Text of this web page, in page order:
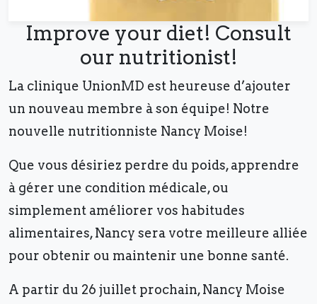
Improve your diet! Consult
our nutritionist!
La clinique UnionMD est heureuse d’ajouter
un nouveau membre à son équipe! Notre
nouvelle nutritionniste Nancy Moise!
Que vous désiriez perdre du poids, apprendre
à gérer une condition médicale, ou
simplement améliorer vos habitudes
alimentaires, Nancy sera votre meilleure alliée
pour obtenir ou maintenir une bonne santé.
A partir du 26 juillet prochain, Nancy Moise